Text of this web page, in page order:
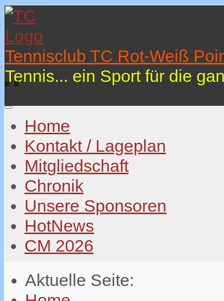
Tennisclub TC Rot-Weiß
Tennis... ein Sport für die
Home
Kontakt / Lageplan
Mitgliedschaft
Chronik
Unsere Sponsoren
HotNews
CM 2026
Aktuelle Seite: